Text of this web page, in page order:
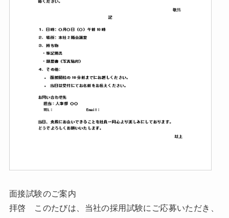
面接試験のご案内
拝啓 このたびは、当社の採用試験にご応募いただき、